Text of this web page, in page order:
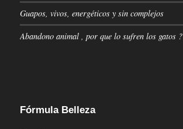
Guapos, vivos, energéticos y sin complejos
Abandono animal , por que lo sufren los gatos ?
Fórmula Belleza